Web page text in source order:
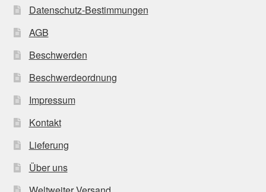
Datenschutz-Bestimmungen
AGB
Beschwerden
Beschwerdeordnung
Impressum
Kontakt
Lieferung
Über uns